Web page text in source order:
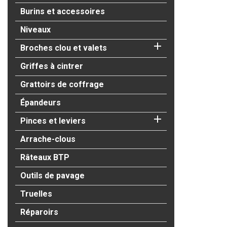
Burins et accessoires
Niveaux
Broches clou et valets

Griffes à cintrer
Grattoirs de coffrage
Épandeurs
Pinces et leviers

Arrache-clous
Râteaux BTP
Outils de pavage
Truelles
Réparoirs